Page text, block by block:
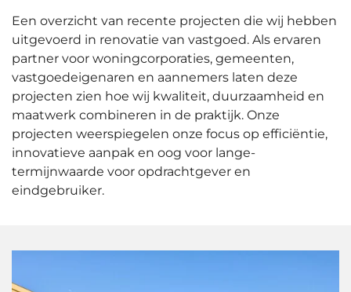
Een overzicht van recente projecten die wij hebben
uitgevoerd in renovatie van vastgoed. Als ervaren
partner voor woningcorporaties, gemeenten,
vastgoedeigenaren en aannemers laten deze
projecten zien hoe wij kwaliteit, duurzaamheid en
maatwerk combineren in de praktijk. Onze
projecten weerspiegelen onze focus op efficiëntie,
innovatieve aanpak en oog voor lange-
termijnwaarde voor opdrachtgever en
eindgebruiker.